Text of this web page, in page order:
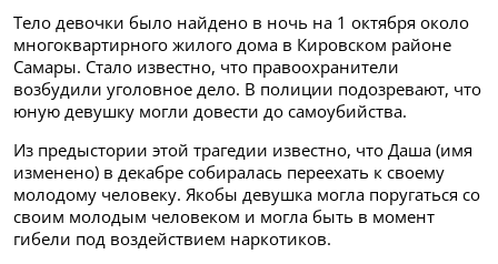
Тело девочки было найдено в ночь на 1 октября около
многоквартирного жилого дома в Кировском районе
Самары. Стало известно, что правоохранители
возбудили уголовное дело. В полиции подозревают, что
юную девушку могли довести до самоубийства.
Из предыстории этой трагедии известно, что Даша (имя
изменено) в декабре собиралась переехать к своему
молодому человеку. Якобы девушка могла поругаться со
своим молодым человеком и могла быть в момент
гибели под воздействием наркотиков.